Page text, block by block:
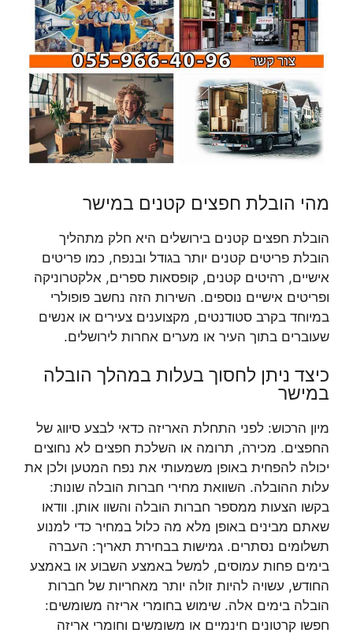
מהי הובלת חפצים קטנים במישר
הובלת חפצים קטנים בירושלים היא חלק מתהליך
הובלת פריטים קטנים יותר בגודל ובנפח, כמו פריטים
אישיים, רהיטים קטנים, קופסאות ספרים, אלקטרוניקה
ופריטים אישיים נוספים. השירות הזה נחשב פופולרי
במיוחד בקרב סטודנטים, מקצוענים צעירים או אנשים
שעוברים בתוך העיר או מערים אחרות לירושלים.
כיצד ניתן לחסוך בעלות במהלך הובלה
במישר
מיון הרכוש: לפני התחלת האריזה כדאי לבצע סיווג של
החפצים. מכירה, תרומה או השלכת חפצים לא נחוצים
יכולה להפחית באופן משמעותי את נפח המטען ולכן את
עלות ההובלה. השוואת מחירי חברות הובלה שונות:
בקשו הצעות ממספר חברות הובלה והשוו אותן. וודאו
שאתם מבינים באופן מלא מה כלול במחיר כדי למנוע
תשלומים נסתרים. גמישות בבחירת תאריך: העברה
בימים פחות עמוסים, למשל באמצע השבוע או באמצע
החודש, עשויה להיות זולה יותר מאחריות של חברות
הובלה בימים אלה. שימוש בחומרי אריזה משומשים:
חפשו קרטונים חינמיים או משומשים וחומרי אריזה